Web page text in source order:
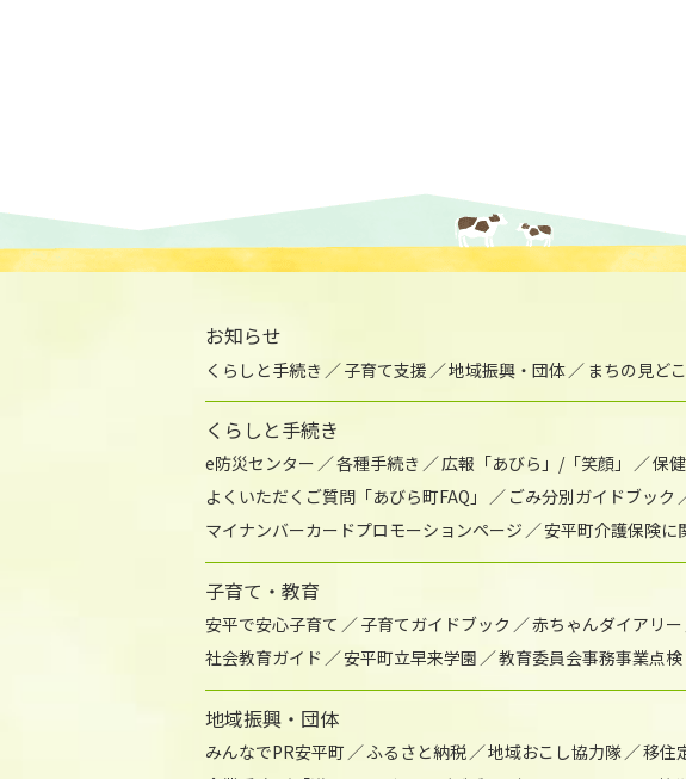
お知らせ
くらしと手続き 子育て支援 地域振興・団体 まちの見ど
くらしと手続き
e防災センター 各種手続き 広報「あびら」/「笑顔」 保
よくいただくご質問「あびら町FAQ」
ごみ分別ガイドブック
マイナンバーカードプロモーションページ
安平町介護保険に
子育て・教育
安平で安心子育て 子育てガイドブック 赤ちゃんダイアリー
社会教育ガイド
安平町立早来学園 教育委員会事務事業点
地域振興・団体
みんなでPR安平町 ふるさと納税 地域おこし協力隊 移住